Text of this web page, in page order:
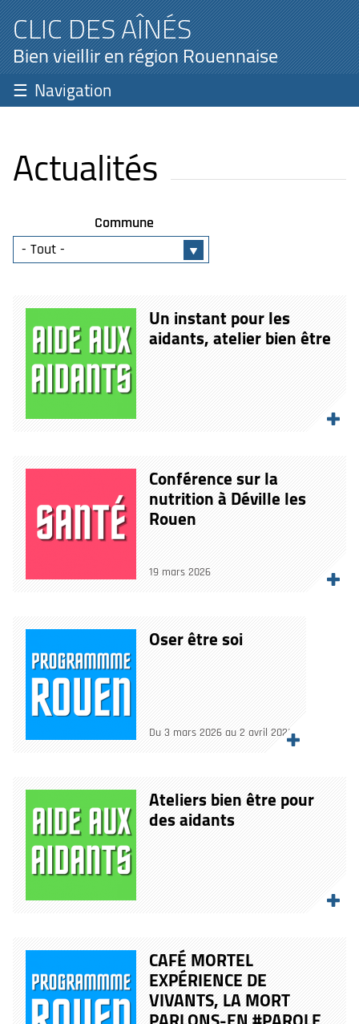
CLIC DES AÎNÉS
Bien vieillir en région Rouennaise
Navigation
Actualités
Commune
Un instant pour les
aidants, atelier bien être
Conférence sur la
nutrition à Déville les
Rouen
19 mars 2026
Oser être soi
Du 3 mars 2026 au 2 avril 2026
Ateliers bien être pour
des aidants
CAFÉ MORTEL
EXPÉRIENCE DE
VIVANTS, LA MORT